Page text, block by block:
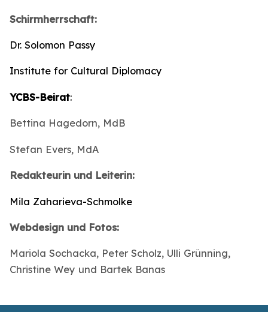
Schirmherrschaft:
Dr. Solomon Passy
Institute for Cultural Diplomacy
YCBS-Beirat:
Bettina Hagedorn, MdB
Stefan Evers, MdA
Redakteurin und Leiterin:
Mila Zaharieva-Schmolke
Webdesign und Fotos:
Mariola Sochacka, Peter Scholz, Ulli Grünning,
Christine Wey und Bartek Banas